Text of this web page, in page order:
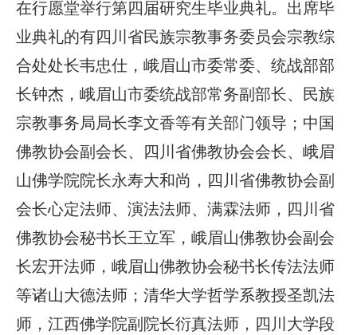
在行愿堂举行第四届研究生毕业典礼。出席毕
业典礼的有四川省民族宗教事务委员会宗教综
合处处长韦忠仕，峨眉山市委常委、统战部部
长钟杰，峨眉山市委统战部常务副部长、民族
宗教事务局局长李文香等有关部门领导；中国
佛教协会副会长、四川省佛教协会会长、峨眉
山佛学院院长永寿大和尚，四川省佛教协会副
会长心定法师、演法法师、满霖法师，四川省
佛教协会秘书长王立军，峨眉山佛教协会副会
长宏开法师，峨眉山佛教协会秘书长传法法师
等诸山大德法师；清华大学哲学系教授圣凯法
师，江西佛学院副院长衍真法师，四川大学段